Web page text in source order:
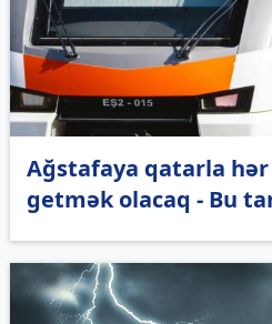
Ağstafaya qatarla hər
getmək olacaq - Bu